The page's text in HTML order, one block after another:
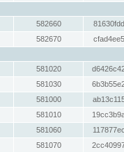
582660
582670
581020
581030
581000
581010
581060
581070